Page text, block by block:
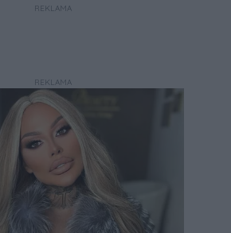
w jeden system.
REKLAMA
REKLAMA